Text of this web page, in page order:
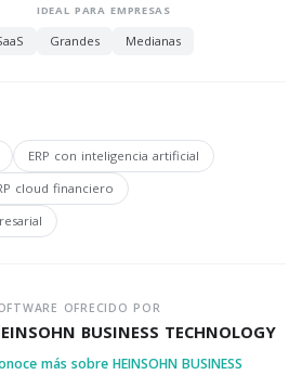
IDEAL PARA EMPRESAS
Grandes Medianas
ERP con inteligencia artificial
cloud financiero
OFRECIDO POR
BUSINESS TECHNOLOGY
más sobre HEINSOHN BUSINESS